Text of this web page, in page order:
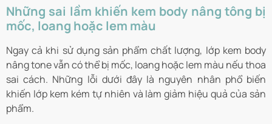
Những sai lầm khiến kem body nâng tông bị
mốc, loang hoặc lem màu
Ngay cả khi sử dụng sản phẩm chất lượng, lớp kem body
nâng tone vẫn có thể bị mốc, loang hoặc lem màu nếu thoa
sai cách. Những lỗi dưới đây là nguyên nhân phổ biến
khiến lớp kem kém tự nhiên và làm giảm hiệu quả của sản
phẩm.